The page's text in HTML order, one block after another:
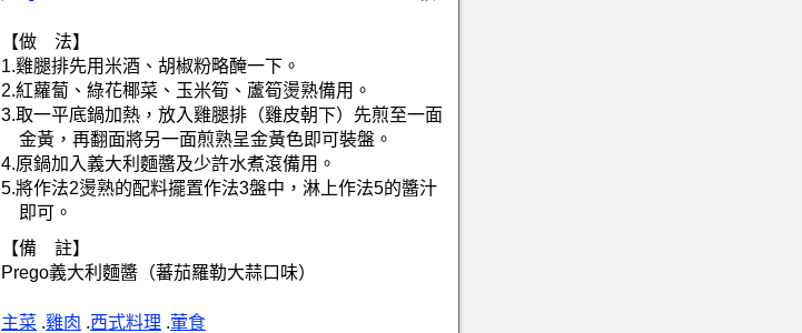
【做 法】
1.雞腿排先用米酒、胡椒粉略醃一下。
2.紅蘿蔔、綠花椰菜、玉米筍、蘆筍燙熟備用。
3.取一平底鍋加熱，放入雞腿排（雞皮朝下）先煎至一面
金黃，再翻面將另一面煎熟呈金黃色即可裝盤。
4.原鍋加入義大利麵醬及少許水煮滾備用。
5.將作法2燙熟的配料擺置作法3盤中，淋上作法5的醬汁
即可。
【備 註】
Prego義大利麵醬（蕃茄羅勒大蒜口味）
主菜 .雞肉 .西式料理 .葷食